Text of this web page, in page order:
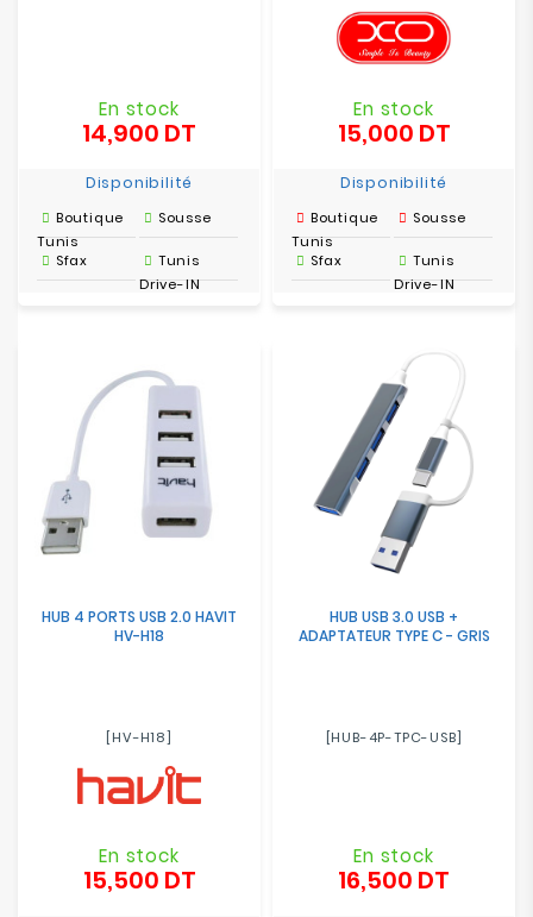
En stock
14,900 DT
Disponibilité
Boutique
Tunis
Sousse
Sfax
Tunis
Drive-IN
En stock
15,000 DTPrix
Disponibilité
Boutique
Tunis
Sousse
Sfax
Tunis
Drive-IN
HUB 4 PORTS USB 2.0 HAVIT
HV-H18
[HV-H18]
En stock
15,500 DTPrix
HUB USB 3.0 USB +
ADAPTATEUR TYPE C - GRIS
[HUB-4P-TPC-USB]
En stock
16,500 DT